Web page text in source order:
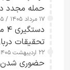
حمله مجدد
۱۷ مرداد ۱۴۰۵ / ۱۹:۰۵
تحقیقات
۲۲ اردیبهشت ۱۴۰۵ / ۱۵:۲۴
حضوری شدن